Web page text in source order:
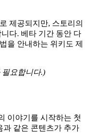
제공되지만, 스토리의
다. 베타 기간 동안 다
을 안내하는 위키도 제
요합니다.)
이야기를 시작하는 첫
과 같은 콘텐츠가 추가